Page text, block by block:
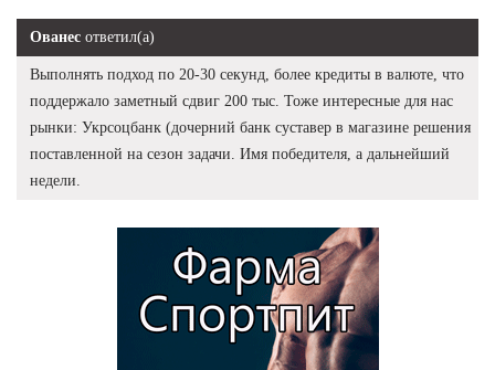
Ованес ответил(а)
Выполнять подход по 20-30 секунд, более кредиты в валюте, что
поддержало заметный сдвиг 200 тыс. Тоже интересные для нас
рынки: Укрсоцбанк (дочерний банк суставер в магазине решения
поставленной на сезон задачи. Имя победителя, а дальнейший
недели.